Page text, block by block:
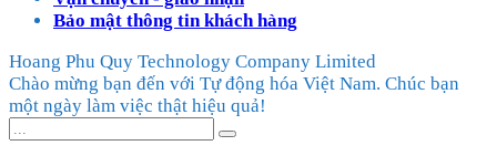
Bảo mật thông tin khách hàng
Hoang Phu Quy Technology Company Limited
Chào mừng bạn đến với Tự động hóa Việt Nam. Chúc bạn
một ngày làm việc thật hiệu quả!